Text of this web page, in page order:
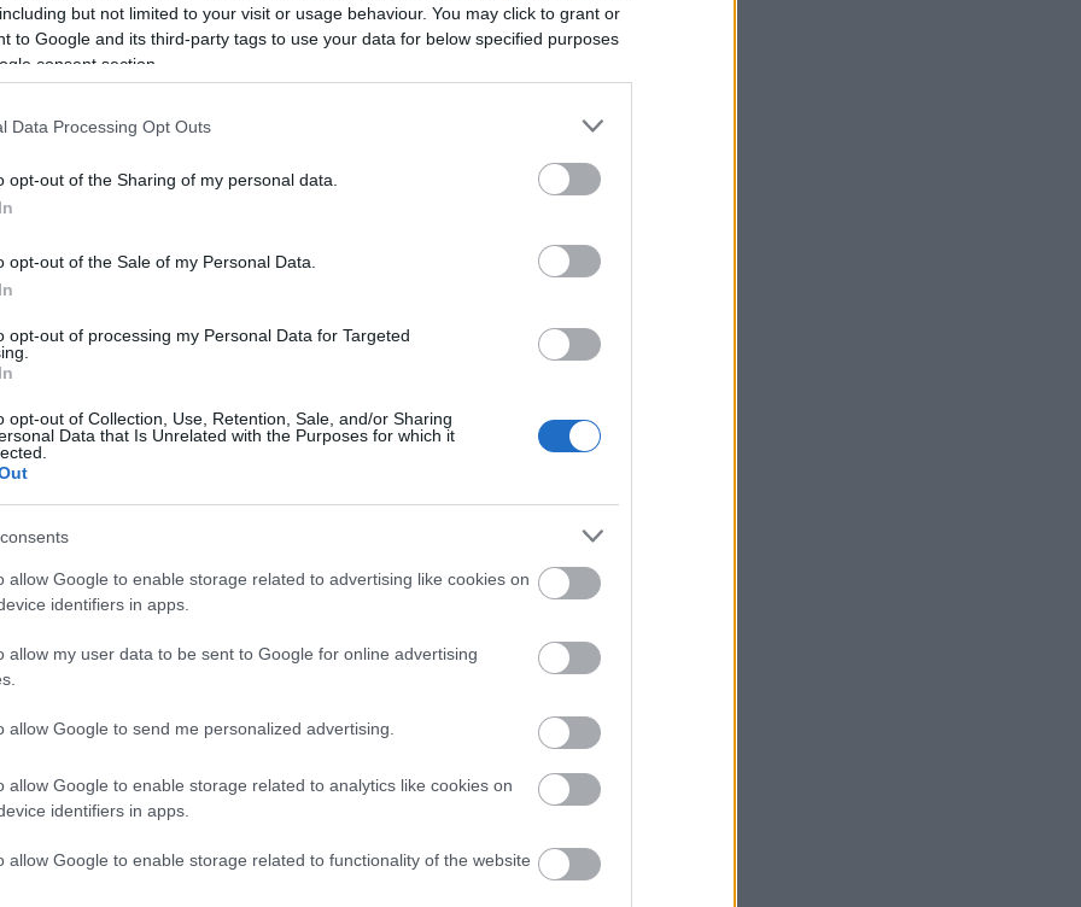
but not limited to your visit or usage behaviour. You may click to grant or
to Google and its third-party tags to use your data for below specified purposes
consent section.
Data Processing Opt Outs
opt-out of the Sharing of my personal data.
opt-out of the Sale of my Personal Data.
opt-out of processing my Personal Data for Targeted
opt-out of Collection, Use, Retention, Sale, and/or Sharing
Data that Is Unrelated with the Purposes for which it
allow Google to enable storage related to advertising like cookies on
identifiers in apps.
allow my user data to be sent to Google for online advertising
allow Google to send me personalized advertising.
allow Google to enable storage related to analytics like cookies on
identifiers in apps.
allow Google to enable storage related to functionality of the website
árak
a piaci
most ilyen
inkább